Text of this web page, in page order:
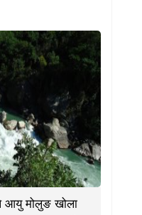
आयु मोलुङ खोला